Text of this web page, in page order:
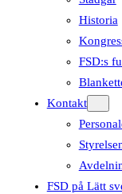
Historia
FSD:s
Kontakt
FSD på Lätt